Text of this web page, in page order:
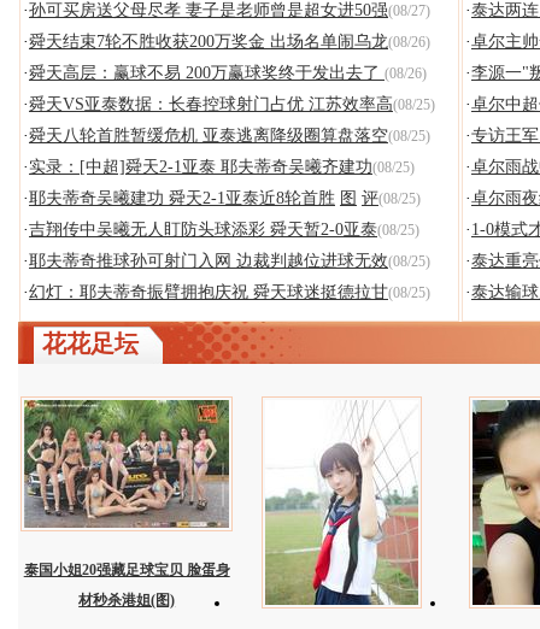
·孙可买房送父母尽孝 妻子是老师曾是超女进50强(08/27)
·舜天结束7轮不胜收获200万奖金 出场名单闹乌龙(08/26)
·舜天高层：赢球不易 200万赢球奖终于发出去了 (08/26)
·舜天VS亚泰数据：长春控球射门占优 江苏效率高(08/25)
·舜天八轮首胜暂缓危机 亚泰逃离降级圈算盘落空(08/25)
· 实录：[中超]舜天2-1亚泰 耶夫蒂奇吴曦齐建功(08/25)
·耶夫蒂奇吴曦建功 舜天2-1亚泰近8轮首胜 图 评(08/25)
·吉翔传中吴曦无人盯防头球添彩 舜天暂2-0亚泰(08/25)
·耶夫蒂奇推球孙可射门入网 边裁判越位进球无效(08/25)
·幻灯：耶夫蒂奇振臂拥抱庆祝 舜天球迷挺德拉甘(08/25)
·泰达两
·卓尔主
·李源一"
·卓尔中
·专访王
·卓尔雨
·卓尔雨
· 1-0模式
·泰达重
·泰达输
花花足坛
泰国小姐20强藏足球宝贝 脸蛋身
材秒杀港姐(图)